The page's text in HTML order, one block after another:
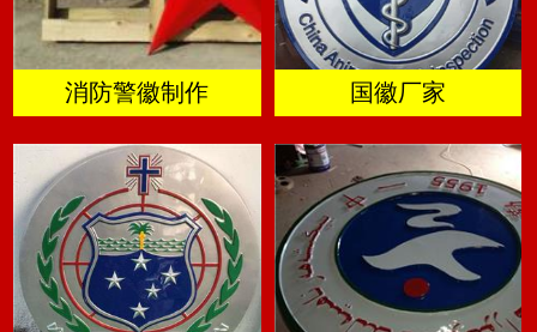
消防警徽制作 国徽厂家